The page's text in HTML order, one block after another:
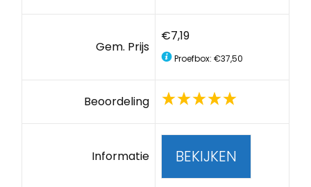
Gem. Prijs
€7,19
Proefbox: €37,50
Beoordeling
Informatie BEKIJKEN